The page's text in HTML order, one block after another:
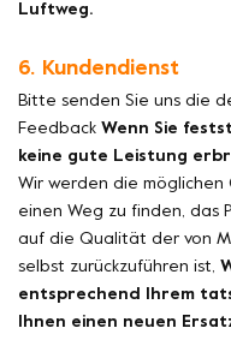
Luftweg.
6. Kundendienst
Bitte senden Sie uns die
Feedback Wenn Sie
keine gute Leistung
Wir werden die möglichen
einen Weg zu finden, das
auf die Qualität der von
selbst zurückzuführen ist,
entsprechend Ihrem
Ihnen einen neuen